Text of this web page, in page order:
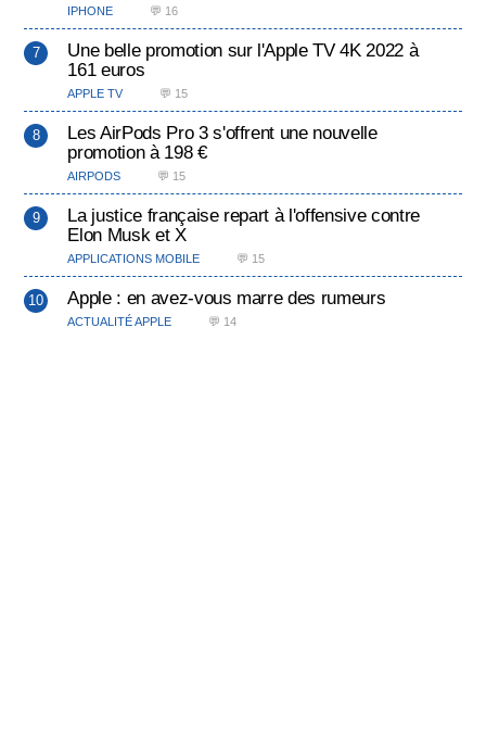
IPHONE 💬 16
Une belle promotion sur l'Apple TV 4K 2022 à
161 euros
APPLE TV 💬 15
Les AirPods Pro 3 s'offrent une nouvelle
promotion à 198 €
AIRPODS 💬 15
La justice française repart à l'offensive contre
Elon Musk et X
APPLICATIONS MOBILE 💬 15
Apple : en avez-vous marre des rumeurs
ACTUALITÉ APPLE 💬 14